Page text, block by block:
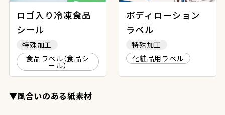
ロゴ入り冷凍食品
シール
特殊加工
食品ラベル（食品シ
ール）
ボディローション
ラベル
特殊加工
化粧品用ラベル
▼風合いのある紙素材